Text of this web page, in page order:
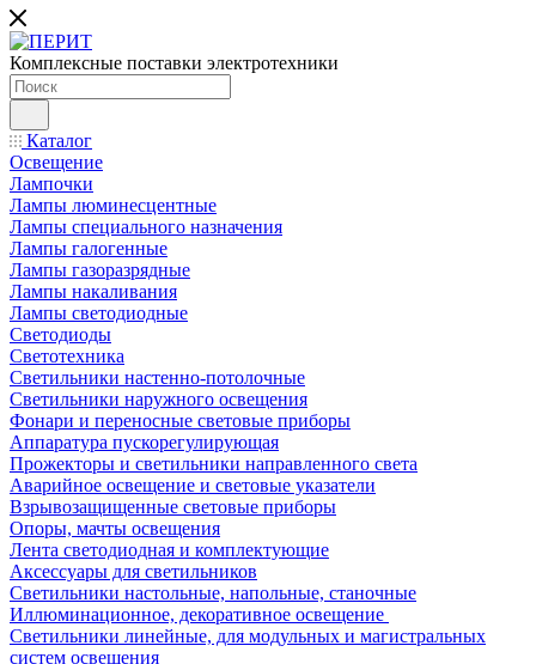
Комплексные поставки электротехники
Каталог
Освещение
Лампочки
Лампы люминесцентные
Лампы специального назначения
Лампы галогенные
Лампы газоразрядные
Лампы накаливания
Лампы светодиодные
Светодиоды
Светотехника
Светильники настенно-потолочные
Светильники наружного освещения
Фонари и переносные световые приборы
Аппаратура пускорегулирующая
Прожекторы и светильники направленного света
Аварийное освещение и световые указатели
Взрывозащищенные световые приборы
Опоры, мачты освещения
Лента светодиодная и комплектующие
Аксессуары для светильников
Светильники настольные, напольные, станочные
Иллюминационное, декоративное освещение
Светильники линейные, для модульных и магистральных
систем освещения